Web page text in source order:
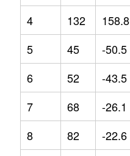
4
132 158.8
5
45 -50.5
6
52 -43.5
7
68 -26.1
8
82 -22.6